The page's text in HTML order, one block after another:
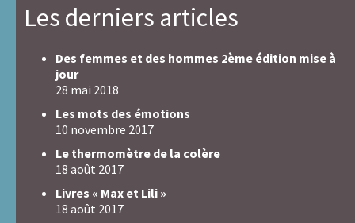
Les derniers articles
Des femmes et des hommes 2ème édition mise à
jour
28 mai 2018
Les mots des émotions
10 novembre 2017
Le thermomètre de la colère
18 août 2017
Livres « Max et Lili »
18 août 2017